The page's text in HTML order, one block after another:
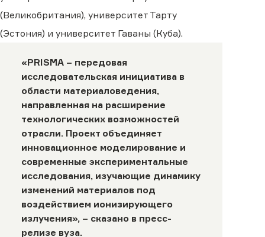
(Великобритания), университет Тарту
(Эстония) и университет Гаваны (Куба).
«PRISMA − передовая
исследовательская инициатива в
области материаловедения,
направленная на расширение
технологических возможностей
отрасли. Проект объединяет
инновационное моделирование и
современные экспериментальные
исследования, изучающие динамику
изменений материалов под
воздействием ионизирующего
излучения», − сказанов пресс-
релизе вуза.